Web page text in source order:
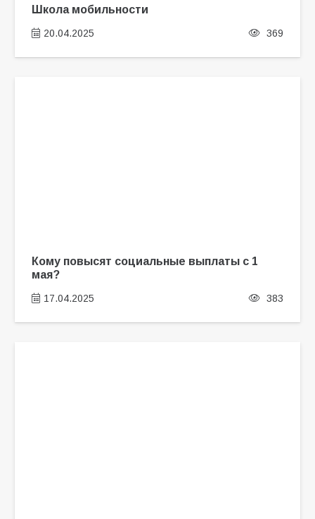
Школа мобильности
20.04.2025 369
Кому повысят социальные выплаты с 1
мая?
17.04.2025 383